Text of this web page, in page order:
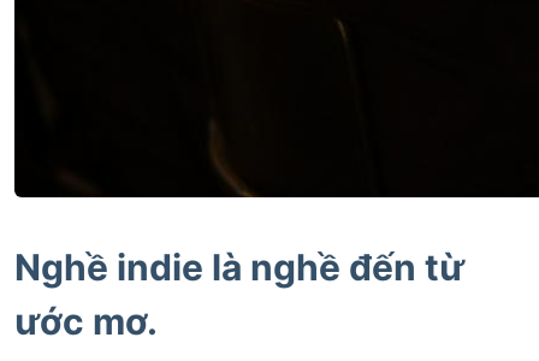
Nghề indie là nghề đến từ
ước mơ.